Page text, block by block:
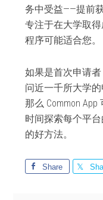
务中受益——提前
专注于在大学取
程序可能适合您。
如果是首次申请
问近一千所大学
那么 Common
时间探索每个平
的好方法。
Share